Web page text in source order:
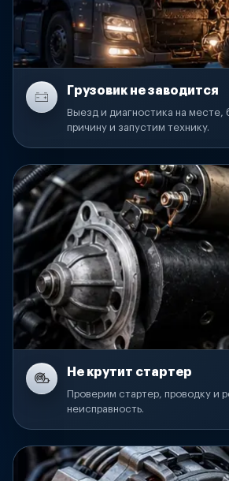
Грузовик не заводится
Выезд и диагностика на месте,
причину и запустим технику.
Не крутит стартер
Проверим стартер, проводку и
неисправность.